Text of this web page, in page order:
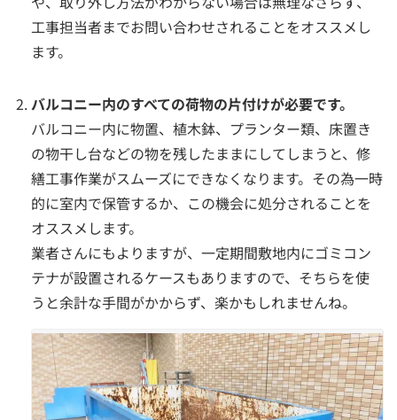
工事担当者までお問い合わせされることをオススメし
ます。
バルコニー内のすべての荷物の片付けが必要です。
バルコニー内に物置、植木鉢、プランター類、床置き
の物干し台などの物を残したままにしてしまうと、修
繕工事作業がスムーズにできなくなります。その為一時
的に室内で保管するか、この機会に処分されることを
オススメします。
業者さんにもよりますが、一定期間敷地内にゴミコン
テナが設置されるケースもありますので、そちらを使
うと余計な手間がかからず、楽かもしれませんね。